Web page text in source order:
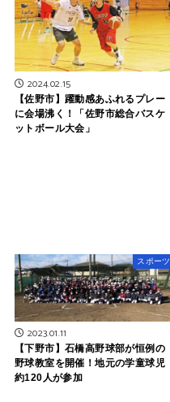
2024.02.15
【佐野市】躍動感あふれるプレー
に会場沸く！「佐野市総合バスケ
ットボール大会」
スポーツ
2023.01.11
【下野市】石橋高野球部が恒例の
野球教室を開催！地元の学童球児
約120人が参加